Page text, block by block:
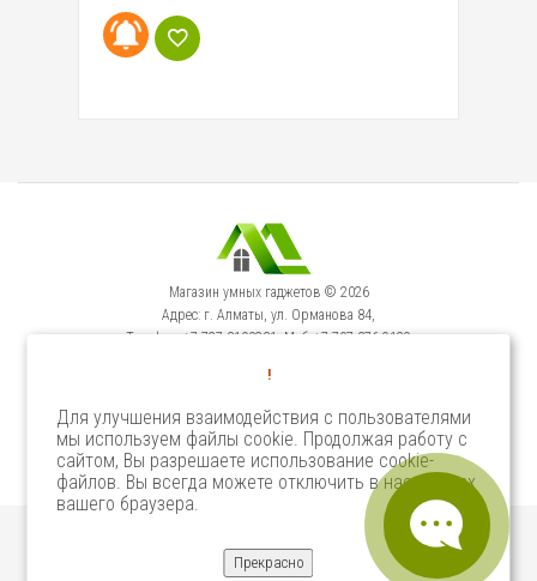
Магазин умных гаджетов © 2026
Адрес: г. Алматы, ул. Орманова 84,
Телефон: +7-727-3100231, Моб: +7-707-376-9129
Сервисный Центр: г. Алматы, ул. Орманова 84.
Select Language ▼
!
Для улучшения взаимодействия с пользователями
мы используем файлы cookie. Продолжая работу с
сайтом, Вы разрешаете использование cookie-
файлов. Вы всегда можете отключить в настройках
вашего браузера.
Прекрасно